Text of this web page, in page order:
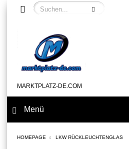
MARKTPLATZ-DE.COM
Menü
HOMEPAGE LKW RÜCKLEUCHTENGLAS